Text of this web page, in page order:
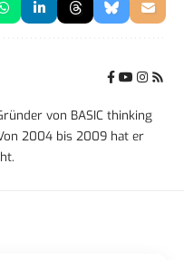
von BASIC thinking
2004 bis 2009 hat er